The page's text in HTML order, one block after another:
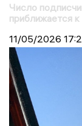
Число
приближается
11/05/2026